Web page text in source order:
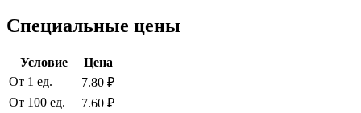
Специальные цены
Условие
Цена
От 1 ед.
7.80 ₽
От 100 ед.
7.60 ₽